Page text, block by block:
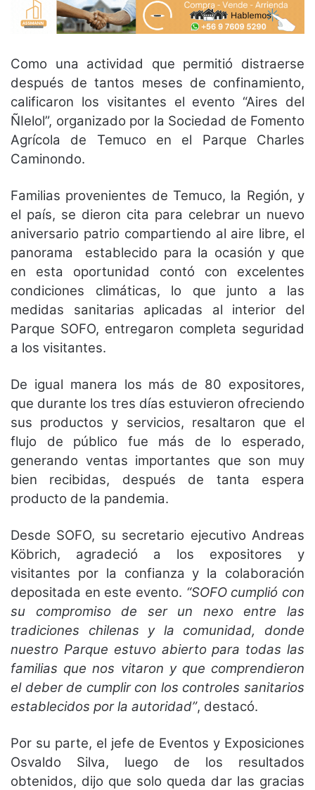
Como una actividad que permitió distraerse
después de tantos meses de confinamiento,
calificaron los visitantes el evento “Aires del
ÑIelol”, organizado por la Sociedad de Fomento
Agrícola de Temuco en el Parque Charles
Caminondo.
Familias provenientes de Temuco, la Región, y
el país, se dieron cita para celebrar un nuevo
aniversario patrio compartiendo al aire libre, el
panorama establecido para la ocasión y que
en esta oportunidad contó con excelentes
condiciones climáticas, lo que junto a las
medidas sanitarias aplicadas al interior del
Parque SOFO, entregaron completa seguridad
a los visitantes.
De igual manera los más de 80 expositores,
que durante los tres días estuvieron ofreciendo
sus productos y servicios, resaltaron que el
flujo de público fue más de lo esperado,
generando ventas importantes que son muy
bien recibidas, después de tanta espera
producto de la pandemia.
Desde SOFO, su secretario ejecutivo Andreas
Köbrich, agradeció a los expositores y
visitantes por la confianza y la colaboración
depositada en este evento. “SOFO cumplió con
su compromiso de ser un nexo entre las
tradiciones chilenas y la comunidad, donde
nuestro Parque estuvo abierto para todas las
familias que nos vitaron y que comprendieron
el deber de cumplir con los controles sanitarios
establecidos por la autoridad”, destacó.
Por su parte, el jefe de Eventos y Exposiciones
Osvaldo Silva, luego de los resultados
obtenidos, dijo que solo queda dar las gracias